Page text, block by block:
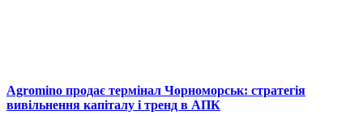
Agromino продає термінал Чорноморськ: стратегія
вивільнення капіталу і тренд в АПК